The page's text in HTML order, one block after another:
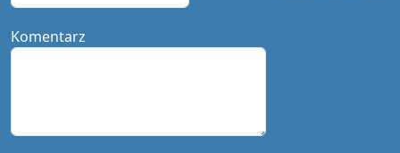
Komentarz